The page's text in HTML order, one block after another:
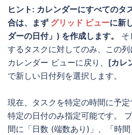
ヒント: カレンダーにすべてのタ
合は、まず グリッド ビューに新
ダーの日付」) を作成します。
そ
するタスクに対してのみ、この列
カレンダー ビューに戻り、 [カレ
で新しい日付列を選択します。
現在、タスクを特定の時間に予定
特定の日付のみ指定可能です。
間に「日数 (端数あり)」、「時